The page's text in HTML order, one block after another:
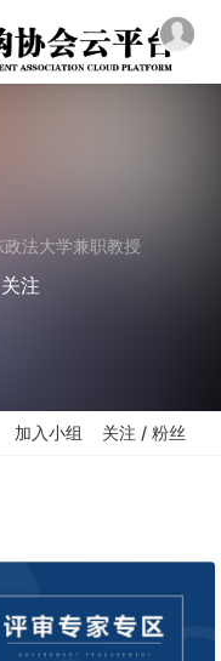
政法大学兼职教授
关注
加入小组 关注 / 粉丝